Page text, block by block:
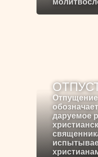
Отпущение
даруемое